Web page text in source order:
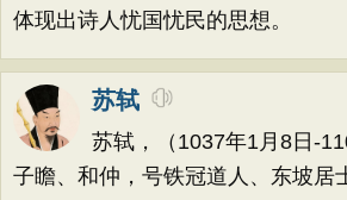
体现出诗人忧国忧民的思想。
苏轼
苏轼，（1037年1月8日-
子瞻、和仲，号铁冠道人、东坡居